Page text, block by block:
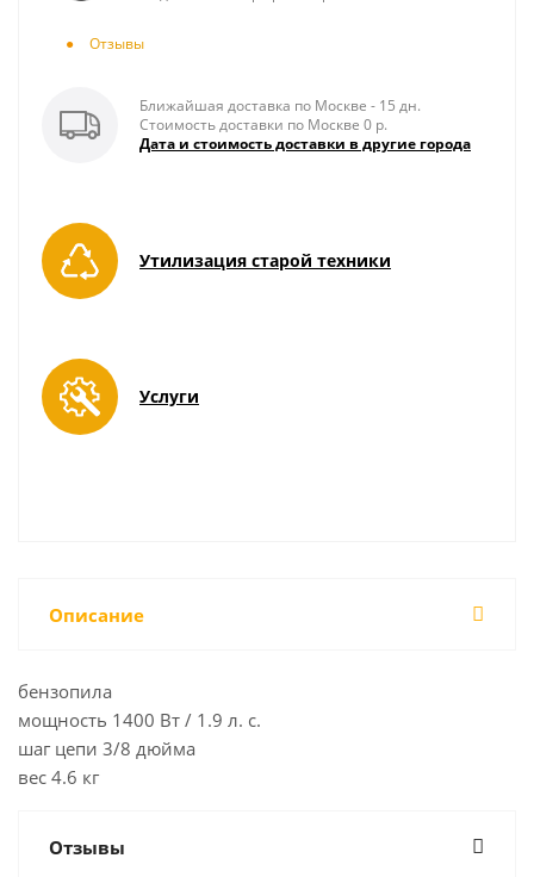
Отзывы
Ближайшая доставка по Москве - 15 дн.
Стоимость доставки по Москве 0 р.
Дата и стоимость доставки в другие города
Утилизация старой техники
Услуги
Описание
бензопила
мощность 1400 Вт / 1.9 л. с.
шаг цепи 3/8 дюйма
вес 4.6 кг
Отзывы